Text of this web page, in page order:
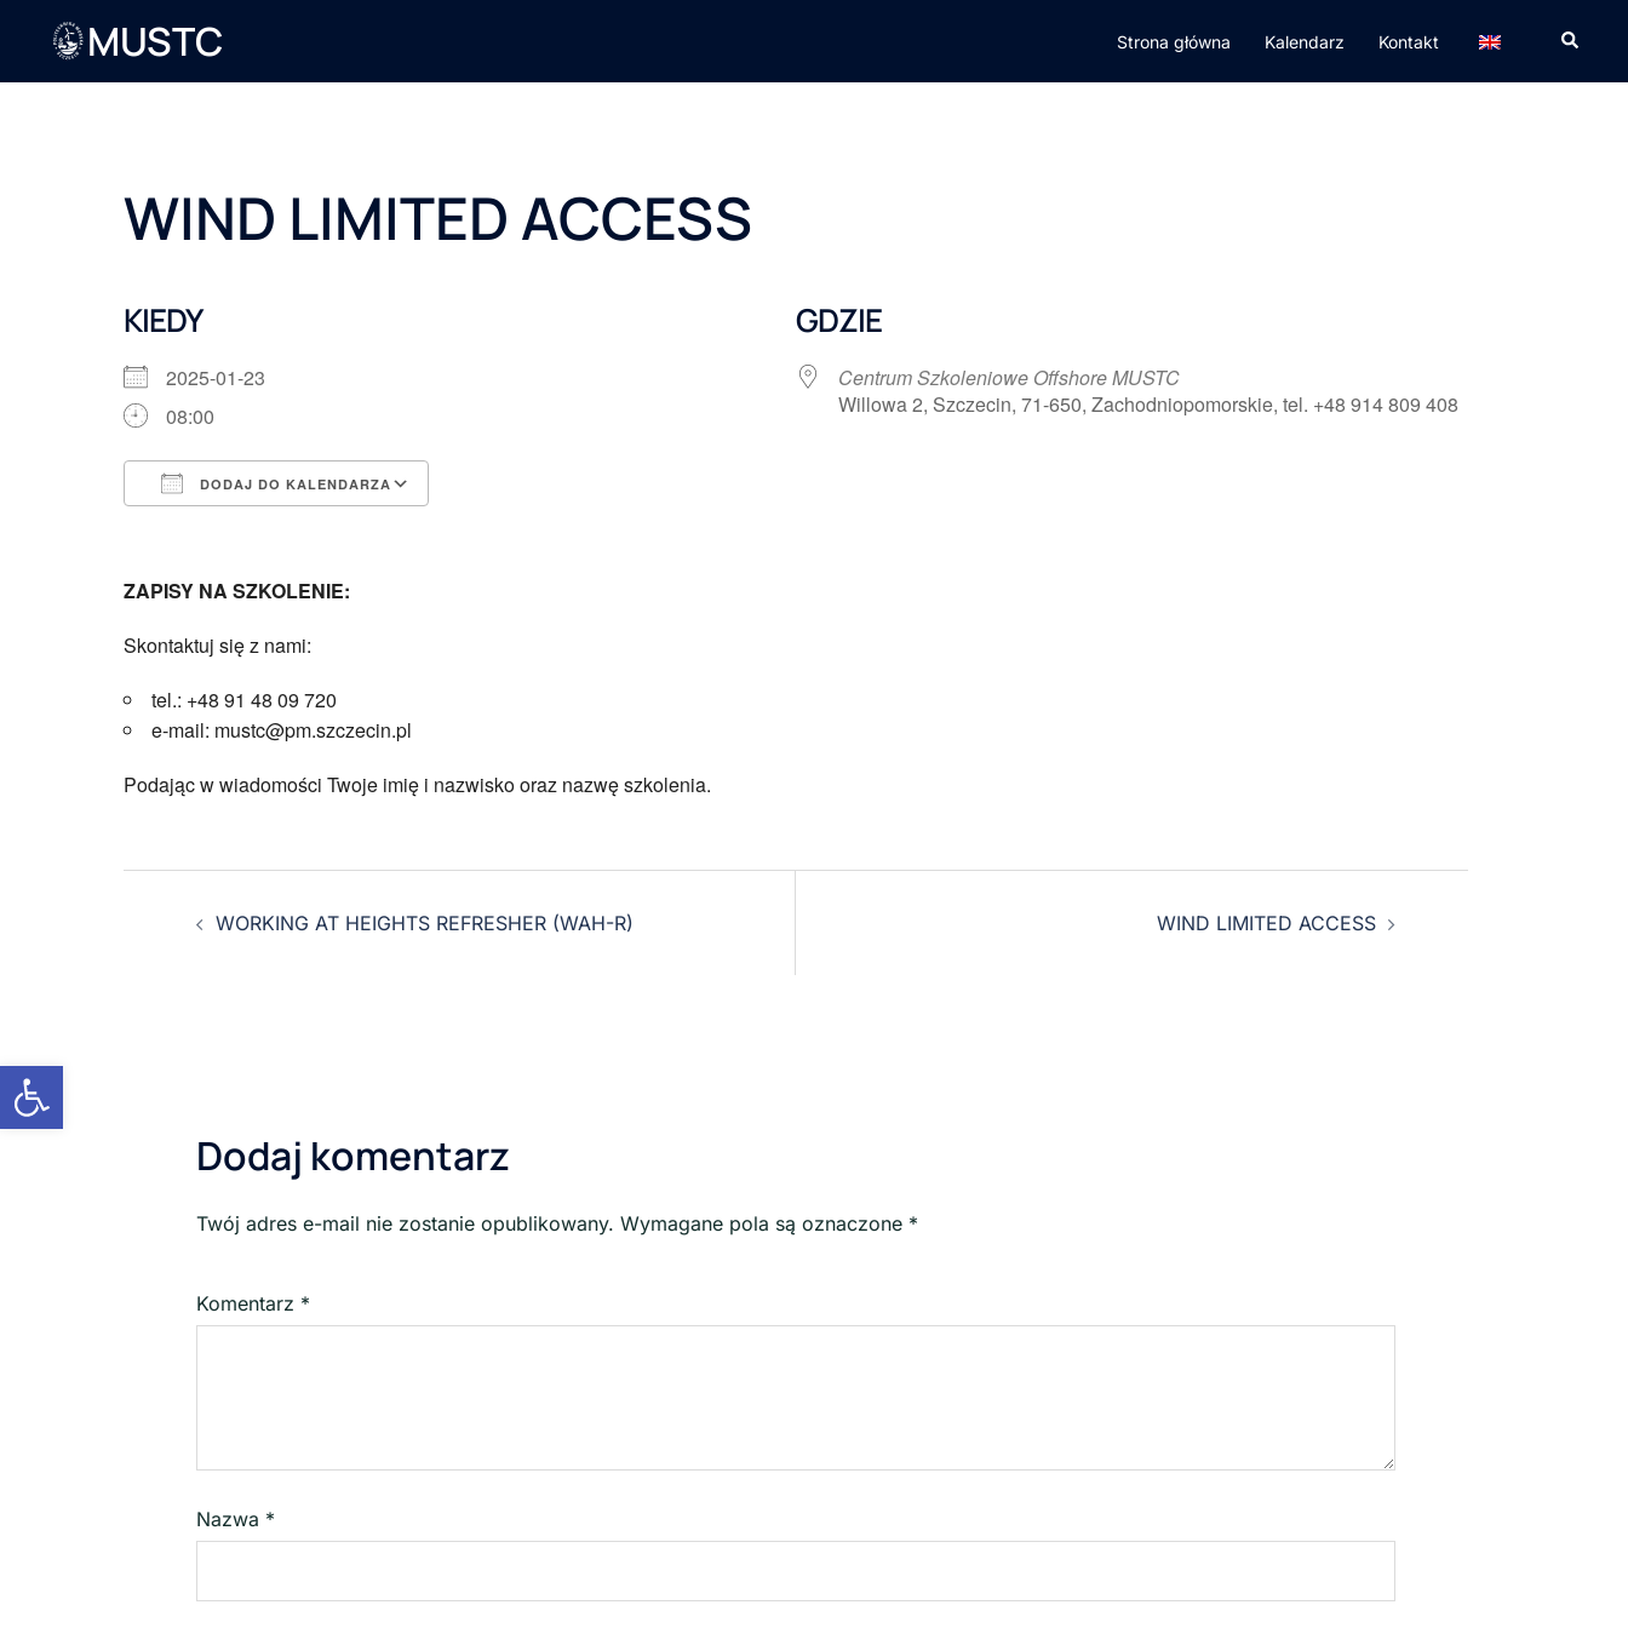
Otwórz pasek narzędzi
MUSTC Strona główna Kalendarz Kontakt
WIND LIMITED ACCESS
KIEDY
2025-01-23
08:00
DODAJ DO KALENDARZA
GDZIE
Centrum Szkoleniowe Offshore MUSTC
Willowa 2, Szczecin, 71-650, Zachodniopomorskie, tel. +48 914 809 408
ZAPISY NA SZKOLENIE:
Skontaktuj się z nami:
tel.: +48 91 48 09 720
e-mail: mustc@pm.szczecin.pl
Podając w wiadomości Twoje imię i nazwisko oraz nazwę szkolenia.
WORKING AT HEIGHTS REFRESHER (WAH-R) WIND LIMITED ACCESS
Dodaj komentarz
Twój adres e-mail nie zostanie opublikowany. Wymagane pola są oznaczone *
Komentarz *
Nazwa *